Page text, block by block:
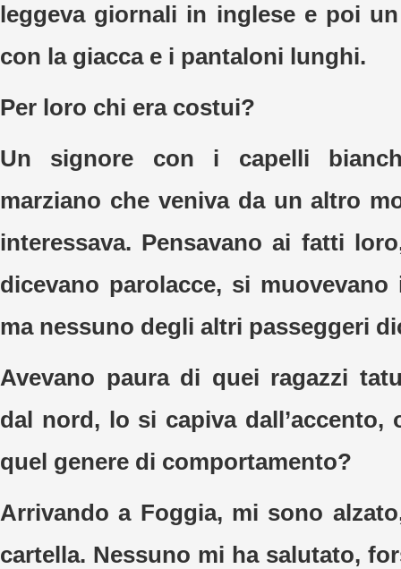
leggeva giornali in inglese e poi
con la giacca e i pantaloni lunghi.
Per loro chi era costui?
Un signore con i capelli
marziano che veniva da un altro
interessava. Pensavano ai fatti
dicevano parolacce, si
ma nessuno degli altri passeggeri
Avevano paura di quei ragazzi
dal nord, lo si capiva dall’accento,
quel genere di comportamento?
Arrivando a Foggia, mi sono
cartella. Nessuno mi ha salutato,